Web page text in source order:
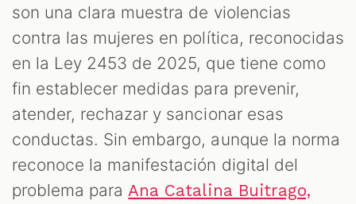
son una clara muestra de violencias
contra las mujeres en política, reconocidas
en la Ley 2453 de 2025, que tiene como
fin establecer medidas para prevenir,
atender, rechazar y sancionar esas
conductas. Sin embargo, aunque la norma
reconoce la manifestación digital del
problema para Ana Catalina Buitrago,